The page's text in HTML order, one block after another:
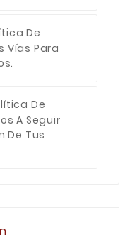
De
Vías Para
De
A Seguir
De Tus